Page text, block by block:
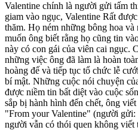
Valentine chính là người gửi tấm
giam vào ngục, Valentine Rất
thăm. Họ ném những bông hoa
muốn ông biết rằng họ cũng tin
này có con gái của viên cai ngục.
những việc ông đã làm là hoàn
hoàng đế và tiếp tục tổ chức lễ
bí mật. Những cuộc nói chuyện
được niềm tin bất diệt vào cuộc
sắp bị hành hình đến chết, ông
"From your Valentine" (người
người vẫn có thói quen không